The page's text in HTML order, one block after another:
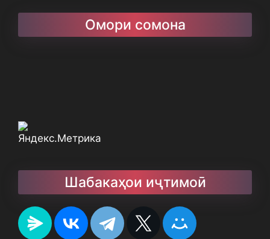
Омори сомона
Шабакаҳои иҷтимоӣ